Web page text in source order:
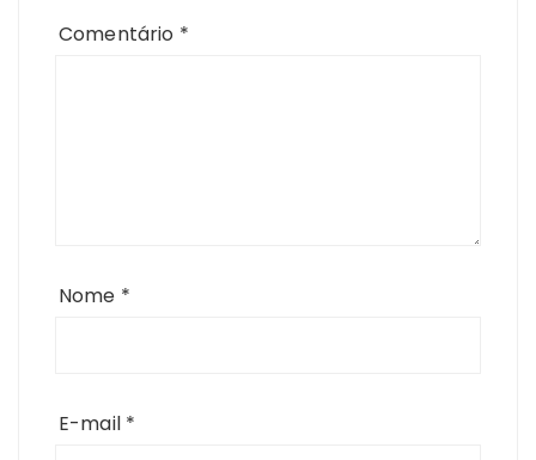
Comentário *
Nome *
E-mail *